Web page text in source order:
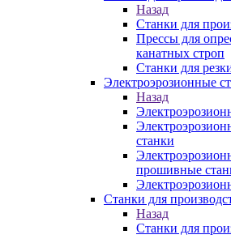
Назад
Станки для
Прессы для
канатных строп
Станки для
Электроэрозионные
Назад
станки
прошивные
Станки для
Назад
Станки для